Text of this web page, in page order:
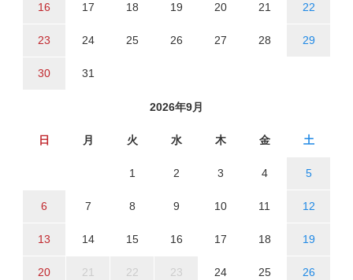
16 17 18 19 20 21 22
23 24 25 26 27 28 29
30 31
2026年9月
日 月 火 水 木 金 土
1 2 3 4 5
6 7 8 9 10 11 12
13 14 15 16 17 18 19
20 21 22 23 24 25 26